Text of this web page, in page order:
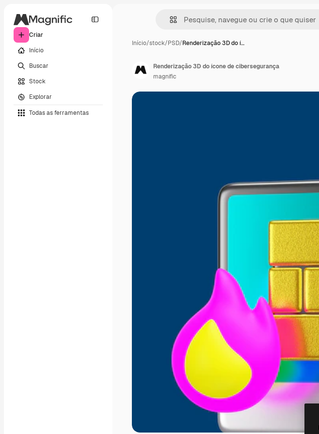
Criar
Início
Buscar
Stock
Explorar
Todas as ferramentas
Início/stock/PSD/Renderização 3D do í…
Renderização 3D do ícone de cibersegurança
magnific